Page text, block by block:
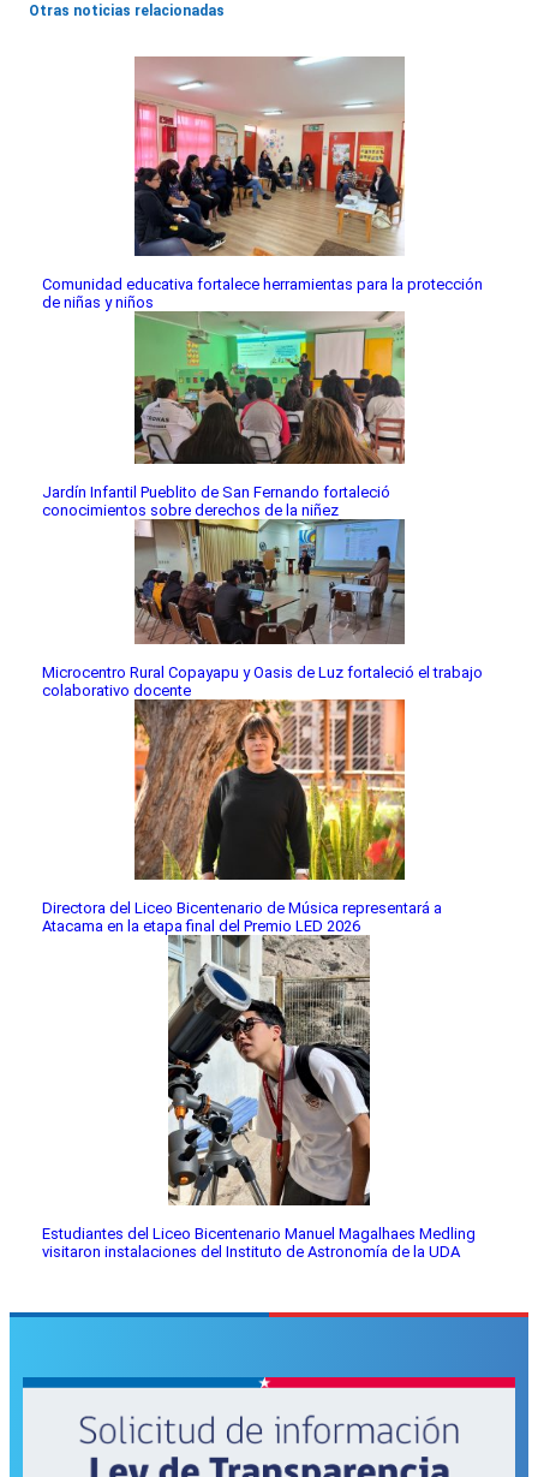
Otras noticias relacionadas
Comunidad educativa fortalece herramientas para la protección
de niñas y niños
Jardín Infantil Pueblito de San Fernando fortaleció
conocimientos sobre derechos de la niñez
Microcentro Rural Copayapu y Oasis de Luz fortaleció el trabajo
colaborativo docente
Directora del Liceo Bicentenario de Música representará a
Atacama en la etapa final del Premio LED 2026
Estudiantes del Liceo Bicentenario Manuel Magalhaes Medling
visitaron instalaciones del Instituto de Astronomía de la UDA